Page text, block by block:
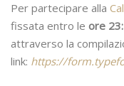
Per partecipare alla
fissata entro le ore
attraverso la
link: https://